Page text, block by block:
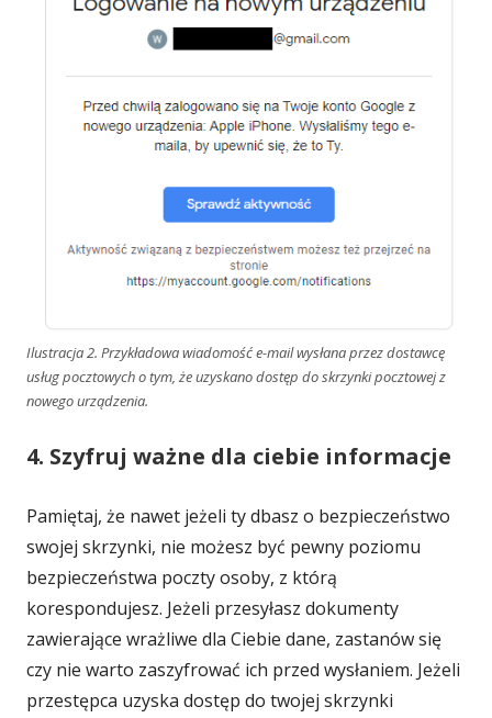
Ilustracja 2. Przykładowa wiadomość e-mail wysłana przez dostawcę
usług pocztowych o tym, że uzyskano dostęp do skrzynki pocztowej z
nowego urządzenia.
4. Szyfruj ważne dla ciebie informacje
Pamiętaj, że nawet jeżeli ty dbasz o bezpieczeństwo
swojej skrzynki, nie możesz być pewny poziomu
bezpieczeństwa poczty osoby, z którą
korespondujesz. Jeżeli przesyłasz dokumenty
zawierające wrażliwe dla Ciebie dane, zastanów się
czy nie warto zaszyfrować ich przed wysłaniem. Jeżeli
przestępca uzyska dostęp do twojej skrzynki